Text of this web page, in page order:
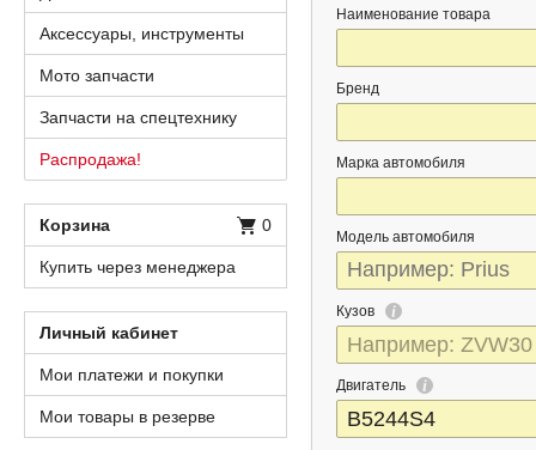
Наименование товара
Бренд
Марка автомобиля
Модель автомобиля
Кузов
Двигатель
Аксессуары, инструменты
Мото запчасти
Запчасти на спецтехнику
Распродажа!
Корзина 0
Купить через менеджера
Личный кабинет
Мои платежи и покупки
Мои товары в резерве